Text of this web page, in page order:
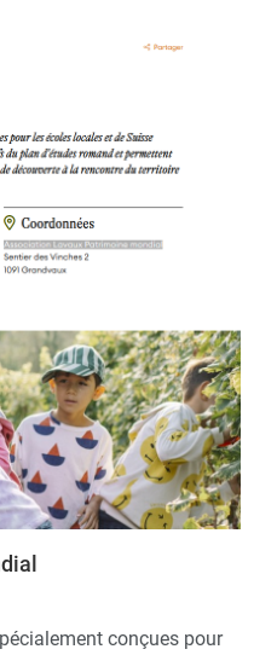
conçues pour